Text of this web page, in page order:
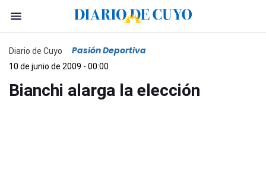
Diario de Cuyo Pasión Deportiva
10 de junio de 2009 - 00:00
Bianchi alarga la elección